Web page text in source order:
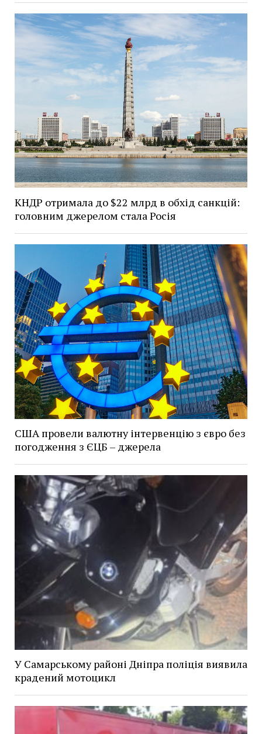
КНДР отримала до $22 млрд в обхід санкцій:
головним джерелом стала Росія
США провели валютну інтервенцію з євро без
погодження з ЄЦБ – джерела
У Самарському районі Дніпра поліція виявила
крадений мотоцикл